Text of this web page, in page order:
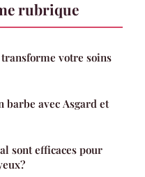
rubrique
votre soins
barbe avec Asgard et
sont efficaces pour